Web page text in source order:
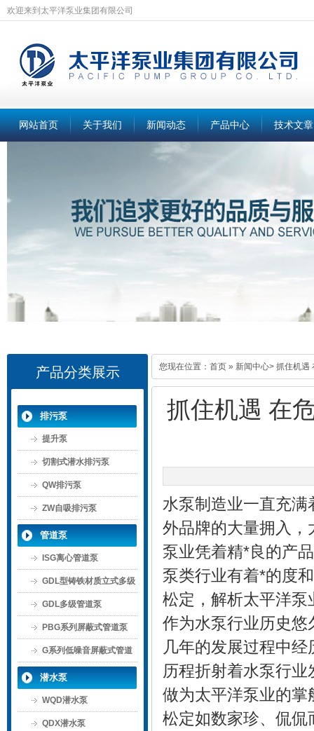
欢迎来到太平洋泵业集团有限公司
网站首页 关于我们 新闻动态 产品中心 技术文章
产品分类展示
排污泵
提升泵
切割式潜水排污泵
QW排污泵
ZW自吸排污泵
管道泵
ISG离心管道泵
GDL型铸铁材质立式多级
管道泵
GDL多级管道泵
PBG系列屏蔽式管道泵
G系列低噪音屏蔽式管道
泵
潜水泵
WQD潜水泵
QDX潜水泵
您现在位置： 首页 » 新闻中心> 抓住机遇
抓住机遇 在
水泵制造业一直充
外品牌的大量拥入
泵业凭着精*良的产
泵类行业有着*的度
松定，解析太平洋
作为水泵行业历史
几年的发展过程中
历程折射着水泵行业
做为太平洋泵业的
松定如数家珍、侃